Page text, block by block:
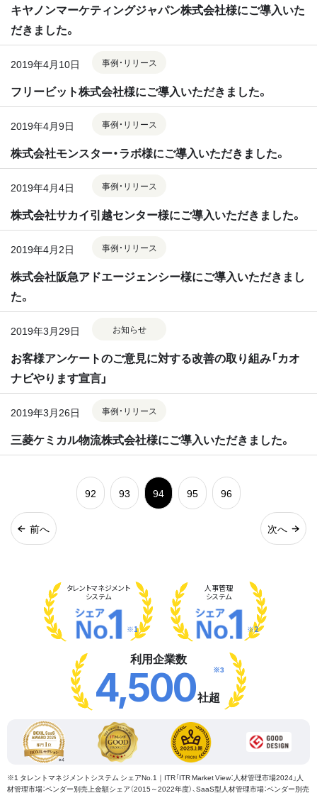
キヤノンマーケティングジャパン株式会社様にご導入いた
だきました。
2019年4月10日 事例・リリース
フリービット株式会社様にご導入いただきました。
2019年4月9日 事例・リリース
株式会社モンスター・ラボ様にご導入いただきました。
2019年4月4日 事例・リリース
株式会社サカイ引越センター様にご導入いただきました。
2019年4月2日 事例・リリース
株式会社阪急アドエージェンシー様にご導入いただきまし
た。
2019年3月29日 お知らせ
お客様アンケートのご意見に対する改善の取り組み「カオ
ナビやります宣言」
2019年3月26日 事例・リリース
三菱ケミカル物流株式会社様にご導入いただきました。
前へ
92 93 94 95 96
次へ
タレントマネジメント
システム
※1
人事管理
システム
※2
利用企業数
4,500社超
※3
※1 タレントマネジメントシステム シェアNo.1｜ITR「ITR Market View：人材管理市場2024」人
材管理市場：ベンダー別売上金額シェア（2015～2022年度）、SaaS型人材管理市場：ベンダー別売